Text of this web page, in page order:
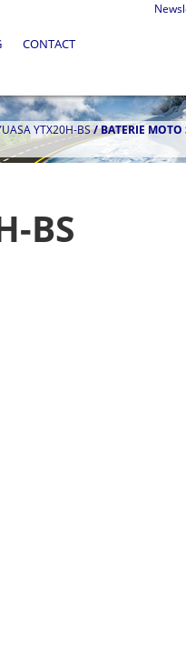
CONTACT
YTX20H-BS/BATERIE
BS